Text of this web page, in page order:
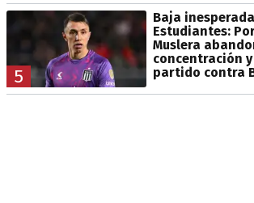
5
Baja
Estudiantes:
Muslera
concentración
partido contra